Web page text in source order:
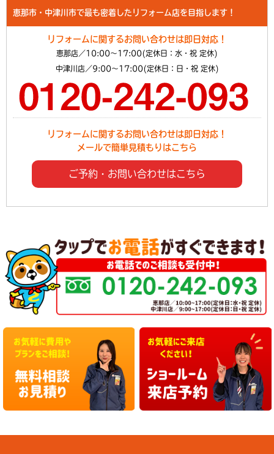
恵那市・中津川市で最も密着したリフォーム店を目指します！
リフォームに関するお問い合わせは即日対応！
恵那店／10:00～17:00(定休日：水・祝 定休)
中津川店／9:00～17:00(定休日：日・祝 定休)
リフォームに関するお問い合わせは即日対応！
メールで簡単見積もりはこちら
ご予約・お問い合わせはこちら